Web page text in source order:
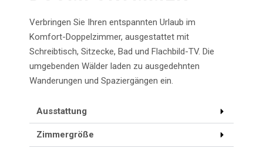
Verbringen Sie Ihren entspannten Urlaub im
Komfort-Doppelzimmer, ausgestattet mit
Schreibtisch, Sitzecke, Bad und Flachbild-TV. Die
umgebenden Wälder laden zu ausgedehnten
Wanderungen und Spaziergängen ein.
Ausstattung
Zimmergröße